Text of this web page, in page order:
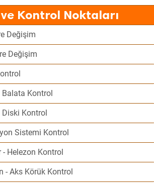
Kontrol Noktaları
Değişim
Değişim
Balata Kontrol
Diski Kontrol
Sistemi Kontrol
Helezon Kontrol
- Aks Körük Kontrol